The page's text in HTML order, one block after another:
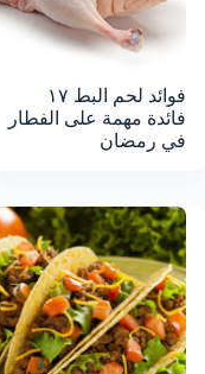
فوائد لحم البط ١٧
فائدة مهمة على الفطار
في رمضان